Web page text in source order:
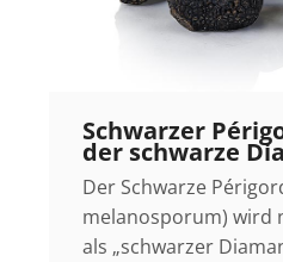
Schwarzer
der schwarze
Der Schwarze
melanosporum) wird
als „schwarzer